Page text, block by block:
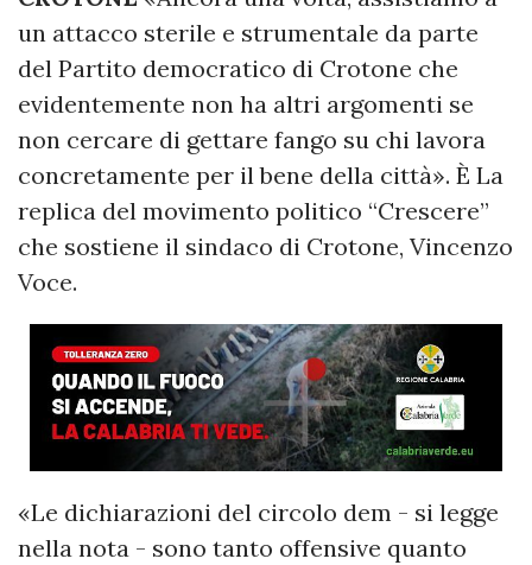
un attacco sterile e strumentale da parte
del Partito democratico di Crotone che
evidentemente non ha altri argomenti se
non cercare di gettare fango su chi lavora
concretamente per il bene della città». È La
replica del movimento politico “Crescere”
che sostiene il sindaco di Crotone, Vincenzo
Voce.
«Le dichiarazioni del circolo dem - si legge
nella nota - sono tanto offensive quanto